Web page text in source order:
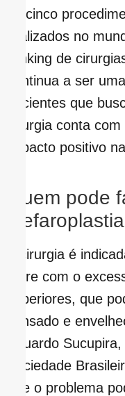
os cinco
realizados no
ranking de
continua a ser
pacientes que
cirurgia conta
impacto positivo
Quem pode
A cirurgia é
sofre com o
superiores, que
cansado e
Eduardo
Sociedade
que o problema